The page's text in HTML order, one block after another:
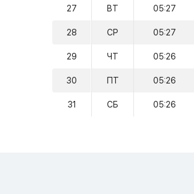
27 ВТ 05:27
28 СР 05:27
29 ЧТ 05:26
30 ПТ 05:26
31 СБ 05:26